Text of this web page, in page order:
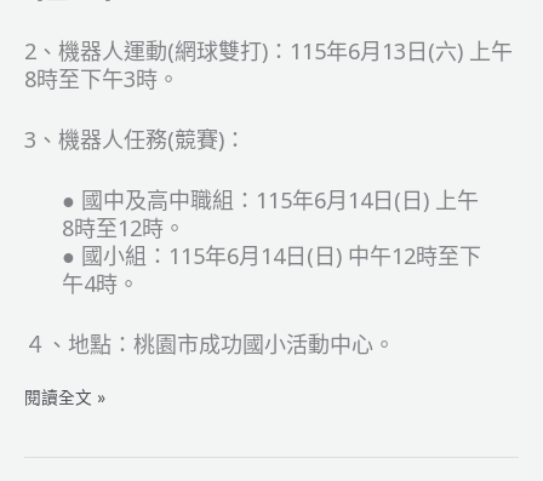
2、機器人運動(網球雙打)：115年6月13日(六) 上午
8時至下午3時。
3、機器人任務(競賽)：
● 國中及高中職組：115年6月14日(日) 上午
8時至12時。
● 國小組：115年6月14日(日) 中午12時至下
午4時。
４、地點：桃園市成功國小活動中心。
2026
校
閱讀全文 »